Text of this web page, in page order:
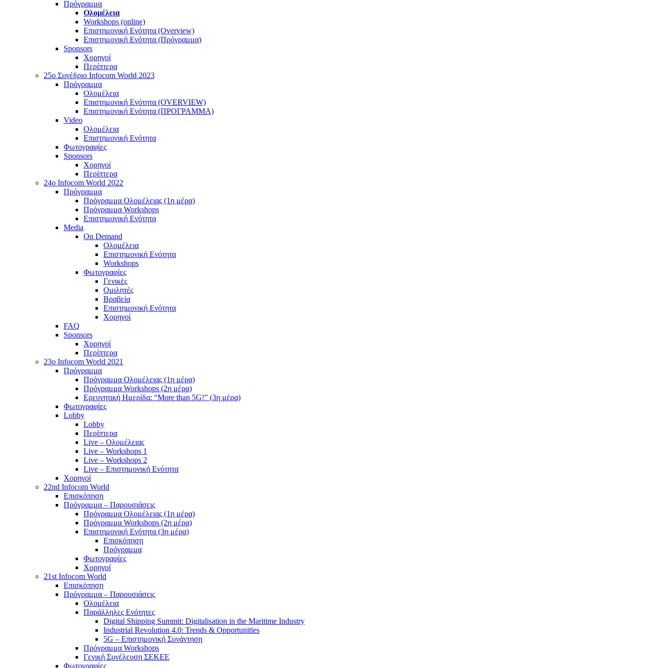
Πρόγραμμα
Ολομέλεια
Workshops (online)
Επιστημονική Ενότητα (Overview)
Επιστημονική Ενότητα (Πρόγραμμα)
Sponsors
Χορηγοί
Περίπτερα
25o Συνέδριο Infocom World 2023
Πρόγραμμα
Ολομέλεια
Επιστημονική Ενότητα (OVERVIEW)
Επιστημονική Ενότητα (ΠΡΟΓΡΑΜΜΑ)
Video
Ολομέλεια
Επιστημονική Ενότητα
Φωτογραφίες
Sponsors
Χορηγοί
Περίπτερα
24o Infocom World 2022
Πρόγραμμα
Πρόγραμμα Ολομέλειας (1η μέρα)
Πρόγραμμα Workshops
Επιστημονική Ενότητα
Media
On Demand
Ολομέλεια
Επιστημονική Ενότητα
Workshops
Φωτογραφίες
Γενικές
Ομιλητές
Βραβεία
Επιστημονική Ενότητα
Χορηγοί
FAQ
Sponsors
Χορηγοί
Περίπτερα
23o Infocom World 2021
Πρόγραμμα
Πρόγραμμα Ολομέλειας (1η μέρα)
Πρόγραμμα Workshops (2η μέρα)
Ερευνητική Ημερίδα: “More than 5G!” (3η μέρα)
Φωτογραφίες
Lobby
Lobby
Περίπτερα
Live – Ολομέλειας
Live – Workshops 1
Live – Workshops 2
Live – Επιστημονική Ενότητα
Χορηγοί
22nd Infocom World
Επισκόπηση
Πρόγραμμα – Παρουσιάσεις
Πρόγραμμα Ολομέλειας (1η μέρα)
Πρόγραμμα Workshops (2η μέρα)
Επιστημονική Ενότητα (3η μέρα)
Επισκόπηση
Πρόγραμμα
Φωτογραφίες
Χορηγοί
21st Infocom World
Επισκόπηση
Πρόγραμμα – Παρουσιάσεις
Ολομέλεια
Παράλληλες Ενότητες
Digital Shipping Summit: Digitalisation in the Maritime Industry
Industrial Revolution 4.0: Trends & Opportunities
5G – Επιστημονική Συνάντηση
Πρόγραμμα Workshops
Γενική Συνέλευση ΣΕΚΕΕ
Φωτογραφίες